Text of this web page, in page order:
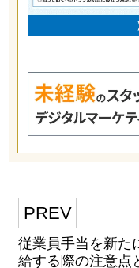
PREV
従業員手当を新た
給する際の注意点